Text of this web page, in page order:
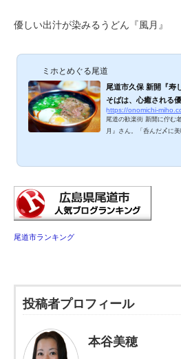
んでます。ガッツリ食べ
杯やりたいときも、玉扇
優しい出汁が染みるうどん『風月』
ミホとめぐる尾道
尾道市久保 新開『寿
そばは、心癒される
https://onomichi-
尾道の歓楽街 新開に佇む
月』さん。「呑んだ〆に
トもOK！呑んだ〆にも呑
も可能です。 風月、ミホ
もう天ぷらが売り切れたん
尾道市ランキング
投稿者プロフィール
本谷美穂